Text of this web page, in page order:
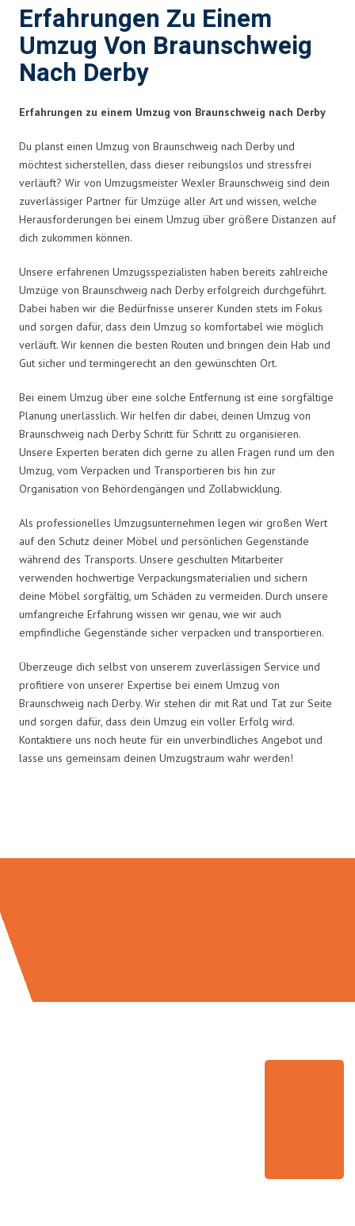
Erfahrungen Zu Einem
Umzug Von Braunschweig
Nach Derby
Erfahrungen zu einem Umzug von Braunschweig nach Derby
Du planst einen Umzug von Braunschweig nach Derby und
möchtest sicherstellen, dass dieser reibungslos und stressfrei
verläuft? Wir von Umzugsmeister Wexler Braunschweig sind dein
zuverlässiger Partner für Umzüge aller Art und wissen, welche
Herausforderungen bei einem Umzug über größere Distanzen auf
dich zukommen können.
Unsere erfahrenen Umzugsspezialisten haben bereits zahlreiche
Umzüge von Braunschweig nach Derby erfolgreich durchgeführt.
Dabei haben wir die Bedürfnisse unserer Kunden stets im Fokus
und sorgen dafür, dass dein Umzug so komfortabel wie möglich
verläuft. Wir kennen die besten Routen und bringen dein Hab und
Gut sicher und termingerecht an den gewünschten Ort.
Bei einem Umzug über eine solche Entfernung ist eine sorgfältige
Planung unerlässlich. Wir helfen dir dabei, deinen Umzug von
Braunschweig nach Derby Schritt für Schritt zu organisieren.
Unsere Experten beraten dich gerne zu allen Fragen rund um den
Umzug, vom Verpacken und Transportieren bis hin zur
Organisation von Behördengängen und Zollabwicklung.
Als professionelles Umzugsunternehmen legen wir großen Wert
auf den Schutz deiner Möbel und persönlichen Gegenstände
während des Transports. Unsere geschulten Mitarbeiter
verwenden hochwertige Verpackungsmaterialien und sichern
deine Möbel sorgfältig, um Schäden zu vermeiden. Durch unsere
umfangreiche Erfahrung wissen wir genau, wie wir auch
empfindliche Gegenstände sicher verpacken und transportieren.
Überzeuge dich selbst von unserem zuverlässigen Service und
profitiere von unserer Expertise bei einem Umzug von
Braunschweig nach Derby. Wir stehen dir mit Rat und Tat zur Seite
und sorgen dafür, dass dein Umzug ein voller Erfolg wird.
Kontaktiere uns noch heute für ein unverbindliches Angebot und
lasse uns gemeinsam deinen Umzugstraum wahr werden!